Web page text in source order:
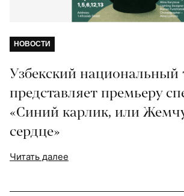
НОВОСТИ
Узбекский национальный
представляет премьеру
«Синий карлик, или
сердце»
Читать далее